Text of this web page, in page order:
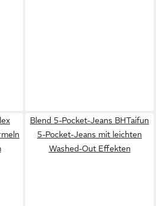
Blend 5-Pocket-Jeans BHTaifun
5-Pocket-Jeans mit leichten
Washed-Out Effekten